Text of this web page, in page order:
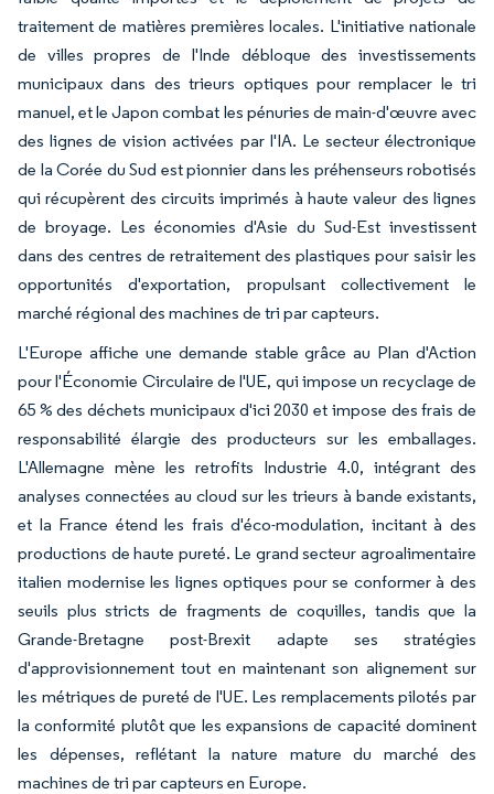
traitement de matières premières locales. L'initiative nationale
de villes propres de l'Inde débloque des investissements
municipaux dans des trieurs optiques pour remplacer le tri
manuel, et le Japon combat les pénuries de main-d'œuvre avec
des lignes de vision activées par l'IA. Le secteur électronique
de la Corée du Sud est pionnier dans les préhenseurs robotisés
qui récupèrent des circuits imprimés à haute valeur des lignes
de broyage. Les économies d'Asie du Sud-Est investissent
dans des centres de retraitement des plastiques pour saisir les
opportunités d'exportation, propulsant collectivement le
marché régional des machines de tri par capteurs.
L'Europe affiche une demande stable grâce au Plan d'Action
pour l'Économie Circulaire de l'UE, qui impose un recyclage de
65 % des déchets municipaux d'ici 2030 et impose des frais de
responsabilité élargie des producteurs sur les emballages.
L'Allemagne mène les retrofits Industrie 4.0, intégrant des
analyses connectées au cloud sur les trieurs à bande existants,
et la France étend les frais d'éco-modulation, incitant à des
productions de haute pureté. Le grand secteur agroalimentaire
italien modernise les lignes optiques pour se conformer à des
seuils plus stricts de fragments de coquilles, tandis que la
Grande-Bretagne post-Brexit adapte ses stratégies
d'approvisionnement tout en maintenant son alignement sur
les métriques de pureté de l'UE. Les remplacements pilotés par
la conformité plutôt que les expansions de capacité dominent
les dépenses, reflétant la nature mature du marché des
machines de tri par capteurs en Europe.